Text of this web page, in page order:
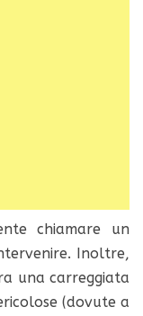
chiamare un
Inoltre,
una carreggiata
(dovute a